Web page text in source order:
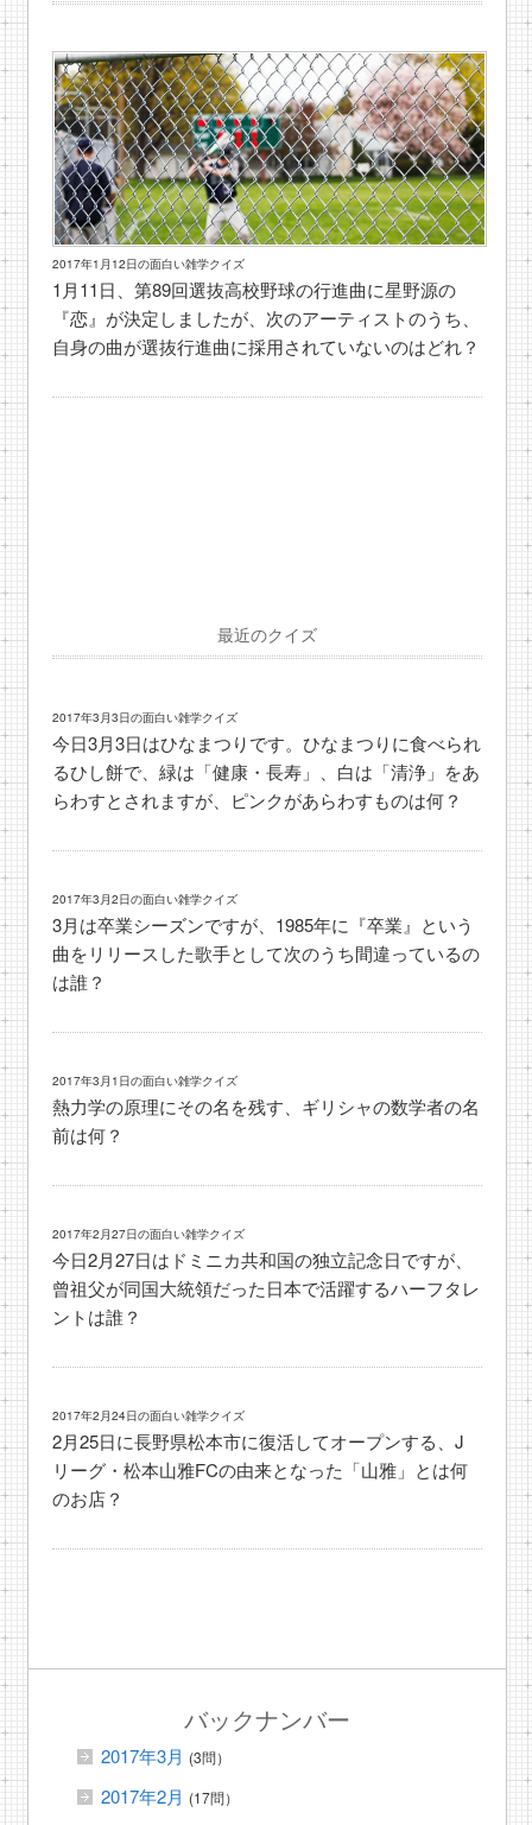
2017年1月12日の面白い雑学クイズ
1月11日、第89回選抜高校野球の行進曲に星野源の
『恋』が決定しましたが、次のアーティストのうち、
自身の曲が選抜行進曲に採用されていないのはどれ？
最近のクイズ
2017年3月3日の面白い雑学クイズ
今日3月3日はひなまつりです。ひなまつりに食べられ
るひし餅で、緑は「健康・長寿」、白は「清浄」をあ
らわすとされますが、ピンクがあらわすものは何？
2017年3月2日の面白い雑学クイズ
3月は卒業シーズンですが、1985年に『卒業』という
曲をリリースした歌手として次のうち間違っているの
は誰？
2017年3月1日の面白い雑学クイズ
熱力学の原理にその名を残す、ギリシャの数学者の名
前は何？
2017年2月27日の面白い雑学クイズ
今日2月27日はドミニカ共和国の独立記念日ですが、
曾祖父が同国大統領だった日本で活躍するハーフタレ
ントは誰？
2017年2月24日の面白い雑学クイズ
2月25日に長野県松本市に復活してオープンする、J
リーグ・松本山雅FCの由来となった「山雅」とは何
のお店？
バックナンバー
2017年3月 (3問）
2017年2月 (17問）